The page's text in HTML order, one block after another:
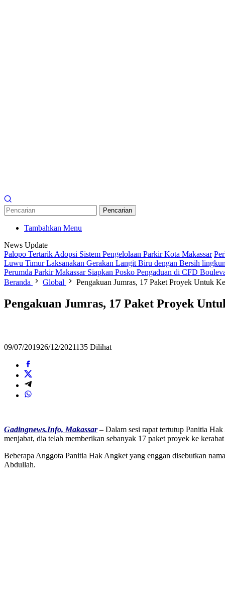
Pencarian
Tambahkan Menu
News Update
Palopo Tertarik Adopsi Sistem Pengelolaan Parkir Kota Makassar
Luwu Timur Laksanakan Gerakan Langit Biru dengan Bersih
Perumda Parkir Makassar Siapkan Posko Pengaduan di CFD
Beranda
Global Pengakuan Jumras, 17 Paket Proyek Untuk
Pengakuan Jumras, 17 Paket Proyek
09/07/201926/12/2021135 Dilihat
Gadingnews.Info, Makassar– Dalam sesi rapat tertutup Panitia
menjabat, dia telah memberikan sebanyak 17 paket proyek ke
Beberapa Anggota Panitia Hak Angket yang enggan disebutkan
Abdullah.